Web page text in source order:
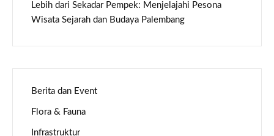
Lebih dari Sekadar Pempek: Menjelajahi Pesona
Wisata Sejarah dan Budaya Palembang
Berita dan Event
Flora & Fauna
Infrastruktur